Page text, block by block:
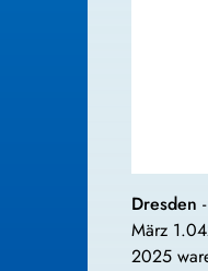
Dresden
März
2025